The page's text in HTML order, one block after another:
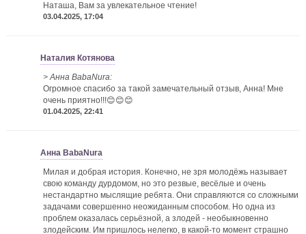
Наташа, Вам за увлекательное чтение!
03.04.2025, 17:04
Наталия Котянова
> Анна BabaNura:
Огромное спасибо за такой замечательный отзыв, Анна! Мне
очень приятно!!!😊😊😊
01.04.2025, 22:41
Анна BabaNura
Милая и добрая история. Конечно, не зря молодёжь называет
свою команду дурдомом, но это резвые, весёлые и очень
нестандартно мыслящие ребята. Они справляются со сложными
задачами совершенно неожиданным способом. Но одна из
проблем оказалась серьёзной, а злодей - необыкновенно
злодейским. Им пришлось нелегко, в какой-то момент страшно